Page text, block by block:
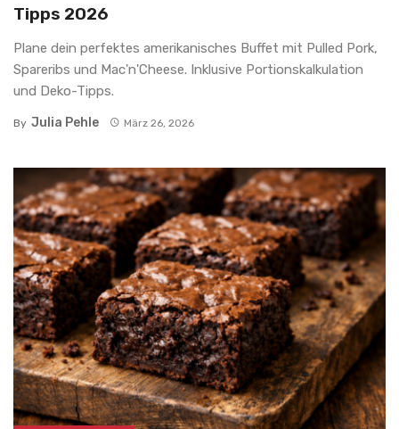
Tipps 2026
Plane dein perfektes amerikanisches Buffet mit Pulled Pork,
Spareribs und Mac'n'Cheese. Inklusive Portionskalkulation
und Deko-Tipps.
By Julia Pehle März 26, 2026